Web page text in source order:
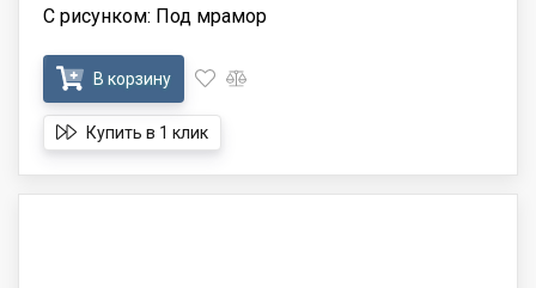
С рисунком: Под мрамор
В корзину
Купить в 1 клик